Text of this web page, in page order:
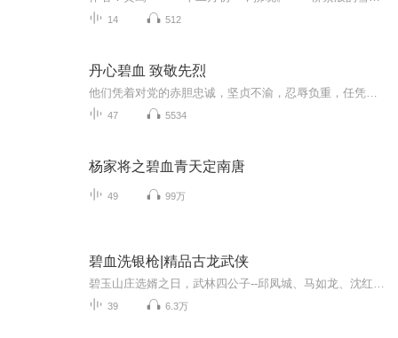
14 512
丹心碧血 致敬先烈
47 5534
杨家将之碧血青天定南唐
49 99万
碧血洗银枪|精品古龙武侠
39 6.3万